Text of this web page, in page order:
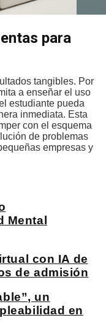
para
tangibles. Por
a enseñar el uso
estudiante pueda
inmediata. Esta
con el esquema
de problemas
empresas y
Mental
con IA de
de admisión
un
en